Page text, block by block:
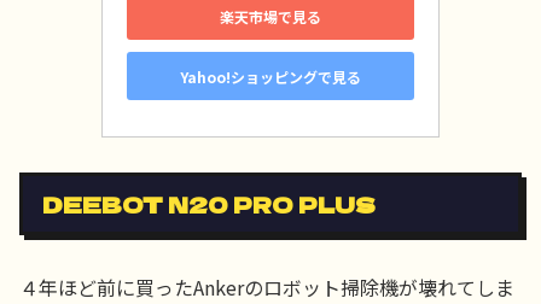
楽天市場で見る
Yahoo!ショッピングで見る
DEEBOT N20 PRO PLUS
４年ほど前に買ったAnkerのロボット掃除機が壊れてしま